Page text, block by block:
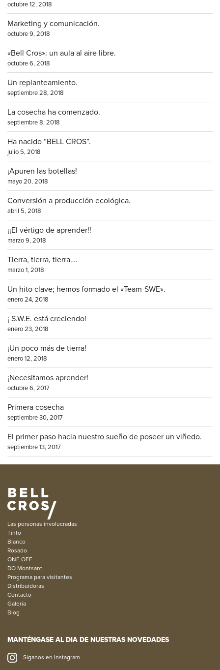
octubre 12, 2018
Marketing y comunicación.
octubre 9, 2018
«Bell Cros»: un aula al aire libre.
octubre 6, 2018
Un replanteamiento.
septiembre 28, 2018
La cosecha ha comenzado.
septiembre 8, 2018
Ha nacido “BELL CROS”.
julio 5, 2018
¡Apuren las botellas!
mayo 20, 2018
Conversión a producción ecológica.
abril 5, 2018
¡¡El vértigo de aprender!!
marzo 9, 2018
Tierra, tierra, tierra….
marzo 1, 2018
Un hito clave; hemos formado el «Team-SWE».
enero 24, 2018
¡ S.W.E. está creciendo!
enero 23, 2018
¡Un poco más de tierra!
enero 12, 2018
¡Necesitamos aprender!
octubre 6, 2017
Primera cosecha
septiembre 30, 2017
El primer paso hacia nuestro sueño de poseer un viñedo.
septiembre 13, 2017
Las personas involucradas
Tinto
Blanco
Rosado
ONE OFF
DO Montsant
Programa para visitantes
Distribuidoras
Contacto
Galería
Blog
MANTÉNGASE AL DIA DE NUESTRAS NOVEDADES
Síganos en Instagram